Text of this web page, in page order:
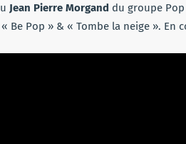
Jean Pierre Morgand du groupe
Be Pop » & « Tombe la neige ». En